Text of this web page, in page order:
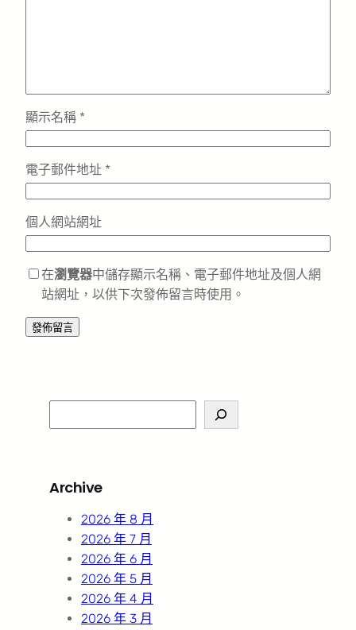
顯示名稱 *
電子郵件地址 *
個人網站網址
在瀏覽器中儲存顯示名稱、電子郵件地址及個人網
站網址，以供下次發佈留言時使用。
e
c
Archive
2026 年 8 月
2026 年 7 月
2026 年 6 月
2026 年 5 月
2026 年 4 月
2026 年 3 月